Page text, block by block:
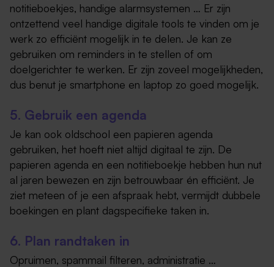
notitieboekjes, handige alarmsystemen … Er zijn
ontzettend veel handige digitale tools te vinden om je
werk zo efficiënt mogelijk in te delen. Je kan ze
gebruiken om reminders in te stellen of om
doelgerichter te werken. Er zijn zoveel mogelijkheden,
dus benut je smartphone en laptop zo goed mogelijk.
5. Gebruik een agenda
Je kan ook oldschool een papieren agenda
gebruiken, het hoeft niet altijd digitaal te zijn. De
papieren agenda en een notitieboekje hebben hun nut
al jaren bewezen en zijn betrouwbaar én efficiënt. Je
ziet meteen of je een afspraak hebt, vermijdt dubbele
boekingen en plant dagspecifieke taken in.
6. Plan randtaken in
Opruimen, spammail filteren, administratie …